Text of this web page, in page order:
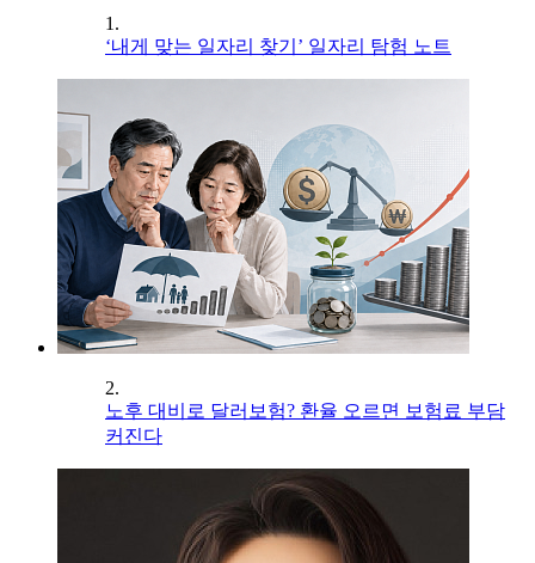
1.
‘내게 맞는 일자리 찾기’ 일자리 탐험 노트
2.
노후 대비로 달러보험? 환율 오르면 보험료 부담
커진다